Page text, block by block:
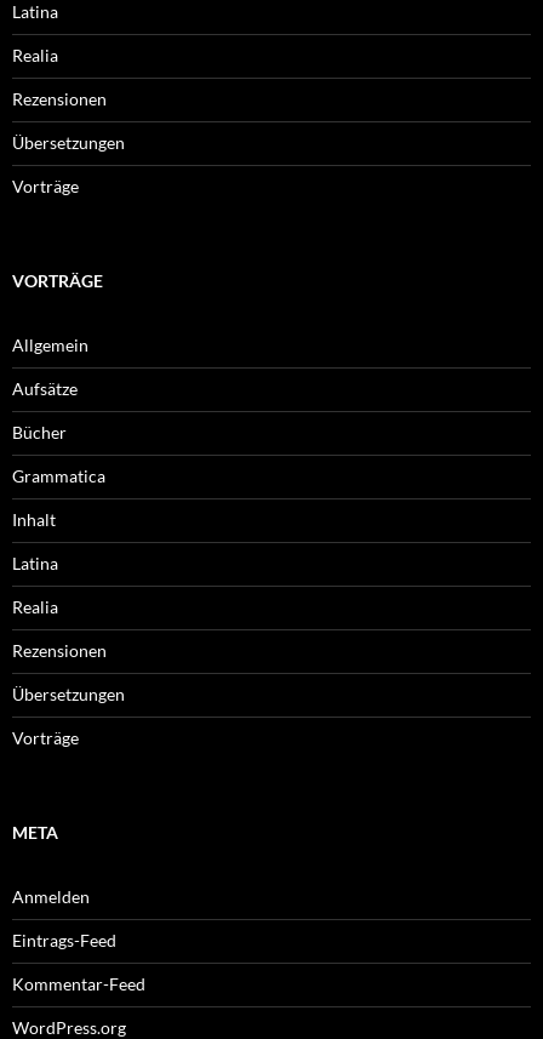
Latina
Realia
Rezensionen
Übersetzungen
Vorträge
VORTRÄGE
Allgemein
Aufsätze
Bücher
Grammatica
Inhalt
Latina
Realia
Rezensionen
Übersetzungen
Vorträge
META
Anmelden
Eintrags-Feed
Kommentar-Feed
WordPress.org